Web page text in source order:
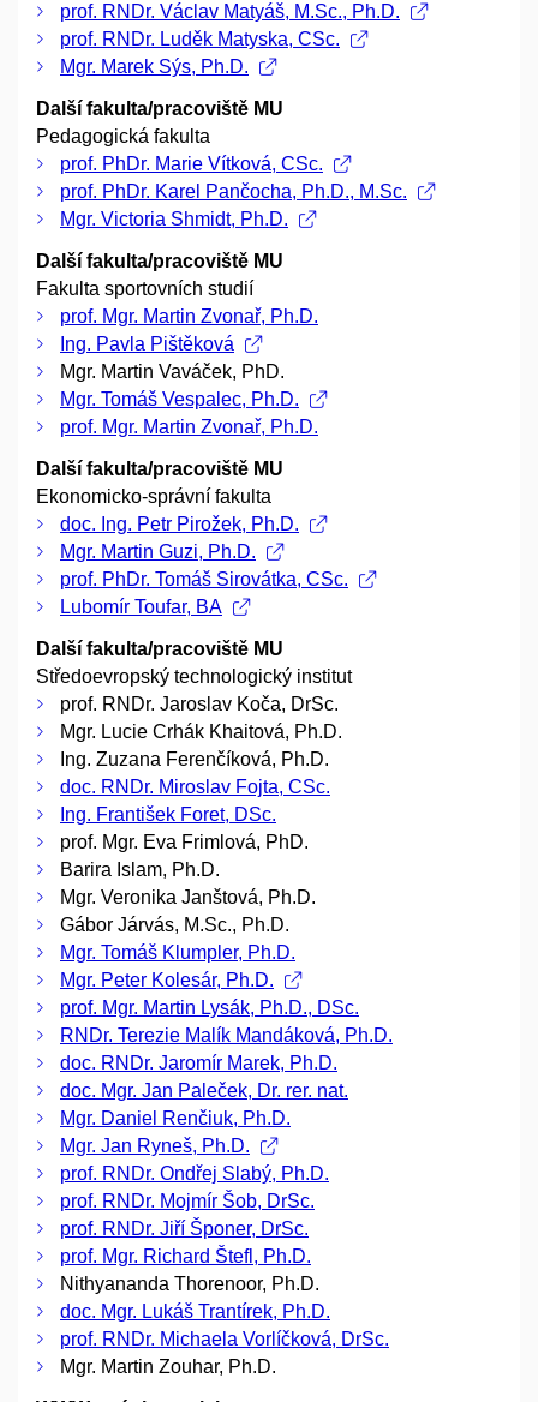
prof. RNDr. Václav Matyáš, M.Sc., Ph.D.
prof. RNDr. Luděk Matyska, CSc.
Mgr. Marek Sýs, Ph.D.
Další fakulta/pracoviště MU
Pedagogická fakulta
prof. PhDr. Marie Vítková, CSc.
prof. PhDr. Karel Pančocha, Ph.D., M.Sc.
Mgr. Victoria Shmidt, Ph.D.
Další fakulta/pracoviště MU
Fakulta sportovních studií
prof. Mgr. Martin Zvonař, Ph.D.
Ing. Pavla Pištěková
Mgr. Martin Vaváček, PhD.
Mgr. Tomáš Vespalec, Ph.D.
prof. Mgr. Martin Zvonař, Ph.D.
Další fakulta/pracoviště MU
Ekonomicko-správní fakulta
doc. Ing. Petr Pirožek, Ph.D.
Mgr. Martin Guzi, Ph.D.
prof. PhDr. Tomáš Sirovátka, CSc.
Lubomír Toufar, BA
Další fakulta/pracoviště MU
Středoevropský technologický institut
prof. RNDr. Jaroslav Koča, DrSc.
Mgr. Lucie Crhák Khaitová, Ph.D.
Ing. Zuzana Ferenčíková, Ph.D.
doc. RNDr. Miroslav Fojta, CSc.
Ing. František Foret, DSc.
prof. Mgr. Eva Frimlová, PhD.
Barira Islam, Ph.D.
Mgr. Veronika Janštová, Ph.D.
Gábor Járvás, M.Sc., Ph.D.
Mgr. Tomáš Klumpler, Ph.D.
Mgr. Peter Kolesár, Ph.D.
prof. Mgr. Martin Lysák, Ph.D., DSc.
RNDr. Terezie Malík Mandáková, Ph.D.
doc. RNDr. Jaromír Marek, Ph.D.
doc. Mgr. Jan Paleček, Dr. rer. nat.
Mgr. Daniel Renčiuk, Ph.D.
Mgr. Jan Ryneš, Ph.D.
prof. RNDr. Ondřej Slabý, Ph.D.
prof. RNDr. Mojmír Šob, DrSc.
prof. RNDr. Jiří Šponer, DrSc.
prof. Mgr. Richard Štefl, Ph.D.
Nithyananda Thorenoor, Ph.D.
doc. Mgr. Lukáš Trantírek, Ph.D.
prof. RNDr. Michaela Vorlíčková, DrSc.
Mgr. Martin Zouhar, Ph.D.